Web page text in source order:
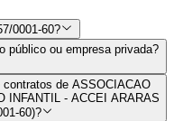
0001-60?
público ou empresa privada?
de ASSOCIACAO
INFANTIL - ACCEI ARARAS
60)?